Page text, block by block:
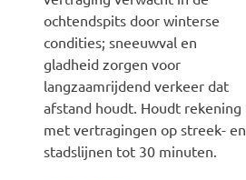
ochtendspits door winterse
condities; sneeuwval en
gladheid zorgen voor
langzaamrijdend verkeer dat
afstand houdt. Houdt rekening
met vertragingen op streek- en
stadslijnen tot 30 minuten.